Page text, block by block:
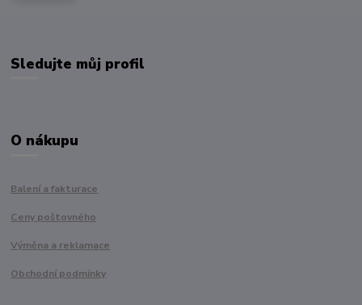
Sledujte můj profil
O nákupu
Balení a fakturace
Ceny poštovného
Výměna a reklamace
Obchodní podmínky